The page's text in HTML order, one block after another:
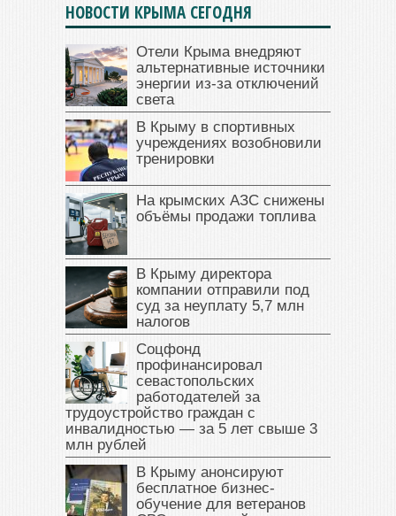
НОВОСТИ КРЫМА СЕГОДНЯ
Отели Крыма внедряют
альтернативные источники
энергии из-за отключений
света
В Крыму в спортивных
учреждениях возобновили
тренировки
На крымских АЗС снижены
объёмы продажи топлива
В Крыму директора
компании отправили под
суд за неуплату 5,7 млн
налогов
Соцфонд
профинансировал
севастопольских
работодателей за
трудоустройство граждан с
инвалидностью — за 5 лет свыше 3
млн рублей
В Крыму анонсируют
бесплатное бизнес-
обучение для ветеранов